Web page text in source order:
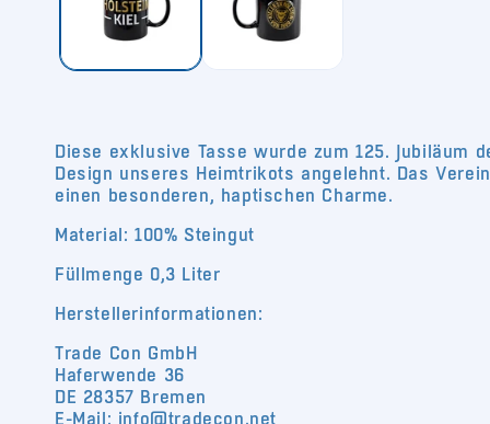
Diese exklusive Tasse wurde zum 125.
Design unseres Heimtrikots angelehnt. Das
einen besonderen, haptischen Charme.
Material: 100% Steingut
Füllmenge 0,3 Liter
Herstellerinformationen:
Trade Con GmbH
Haferwende 36
DE 28357 Bremen
E-Mail: info@tradecon.net